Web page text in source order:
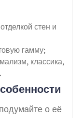
стен и
гамму;
классика,
о её